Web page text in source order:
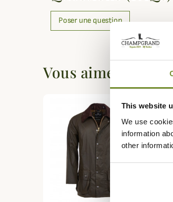
This website
We use
information
other
Poser une question
Vous aimerez